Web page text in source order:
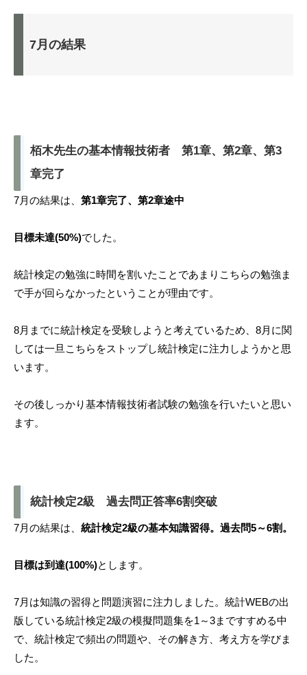
7月の結果
栢木先生の基本情報技術者 第1章、第2章、第3
章完了
7月の結果は、 第1章完了、第2章途中
目標未達(50%)でした。
統計検定の勉強に時間を割いたことであまりこちらの勉強ま
で手が回らなかったということが理由です。
8月までに統計検定を受験しようと考えているため、8月に関
しては一旦こちらをストップし統計検定に注力しようかと思
います。
その後しっかり基本情報技術者試験の勉強を行いたいと思い
ます。
統計検定2級 過去問正答率6割突破
7月の結果は、 統計検定2級の基本知識習得。過去問5～6割。
目標は到達(100%)とします。
7月は知識の習得と問題演習に注力しました。統計WEBの出
版している統計検定2級の模擬問題集を1～3まですすめる中
で、統計検定で頻出の問題や、その解き方、考え方を学びま
した。